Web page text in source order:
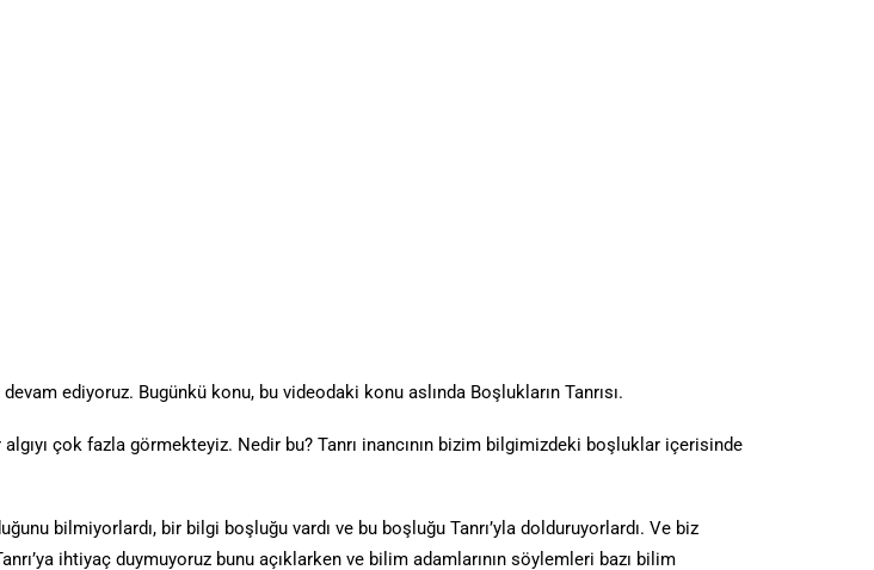
ediyoruz. Bugünkü konu, bu videodaki konu aslında Boşlukların Tanrısı.
çok fazla görmekteyiz. Nedir bu? Tanrı inancının bizim bilgimizdeki boşluklar içerisinde
bilmiyorlardı, bir bilgi boşluğu vardı ve bu boşluğu Tanrı’yla dolduruyorlardı. Ve biz
ihtiyaç duymuyoruz bunu açıklarken ve bilim adamlarının söylemleri bazı bilim